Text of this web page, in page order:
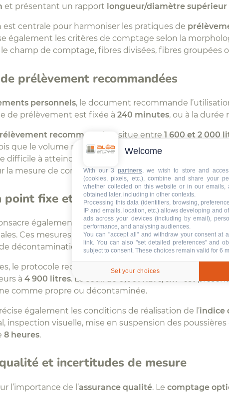
et présentant un rapport longueur/diamètre supérieur
centrale pour harmoniser les pratiques de
également les critères de comptage selon la
champ de comptage, fibres divisées, fibres groupées
prélèvement recommandées
personnels, le document recommande
de prélèvement est fixée à 240 minutes, ou à la durée
recommandé se situe entre 1 600 et 2 000
que le volume minimal théorique permettant de
difficile à atteindre en pratique lors des prélèvements
la mesure de concentrations très faibles.
point fixe et contrôle après
également un volet important aux
Ces mesures peuvent être utilisées après des
décontamination ou dans des locaux contenant des
le protocole recommande une durée de
à 4 900 litres. Le seuil de 0,001 fibre/cm³
est
comme propre ou décontaminée.
également les conditions de réalisation de l’indice
inspection visuelle, mise en suspension des
8 heures.
et incertitudes de mesure
l’importance de l’assurance qualité. Le comptage
Welcome
With our 3 partners, we wish to store and
(cookies, pixels, etc.), combine and share your
whether collected on this website or in our
obtained later, including in other contexts.
Processing this data (identifiers, browsing,
IP and emails, location, etc.) allows developing and
ads across your devices (including by email),
performance, and analysing audiences.
You can "accept all" and withdraw your consent at
link. You can also "set detailed preferences" and
subject to consent. These choices remain valid for 6
Set your choices